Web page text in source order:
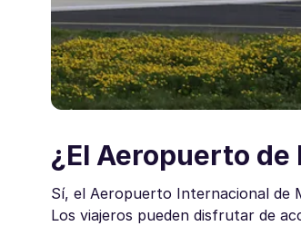
¿El Aeropuerto
Sí, el Aeropuerto Internacional de
Los viajeros pueden disfrutar de